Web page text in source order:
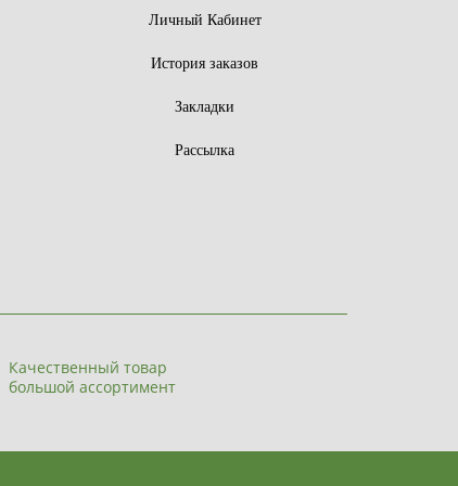
Личный Кабинет
История заказов
Закладки
Рассылка
Качественный товар
большой ассортимент